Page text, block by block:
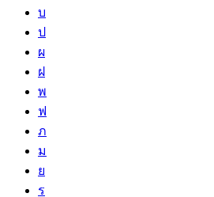
บ
ป
ผ
ฝ
พ
ฟ
ภ
ม
ย
ร